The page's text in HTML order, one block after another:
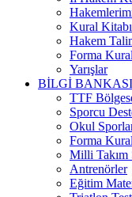
Kural Kitabı
Hakem
Forma
Yarışlar
BİLGİ BANKASI
TTF
Sporcu
Okul
Forma
Milli Takım
Antrenörler
Eğitim